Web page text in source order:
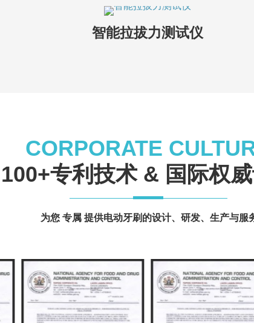
智能拉拔力测试仪
CORPORATE
100+专利技术 & 国际权
为您 专属 提供电动牙刷的设计、研发、生产与服